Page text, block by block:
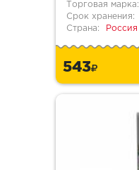
Торговая марка:
Срок хранения:
Страна:
Россия
543